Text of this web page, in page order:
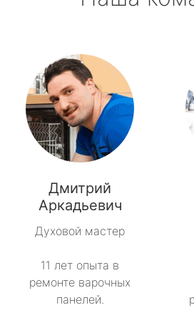
Дмитрий
Аркадьевич
Духовой мастер
11 лет опыта в
ремонте варочных
панелей.